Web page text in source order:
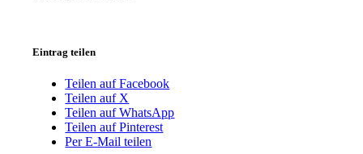
Eintrag teilen
Teilen auf Facebook
Teilen auf X
Teilen auf WhatsApp
Teilen auf Pinterest
Per E-Mail teilen